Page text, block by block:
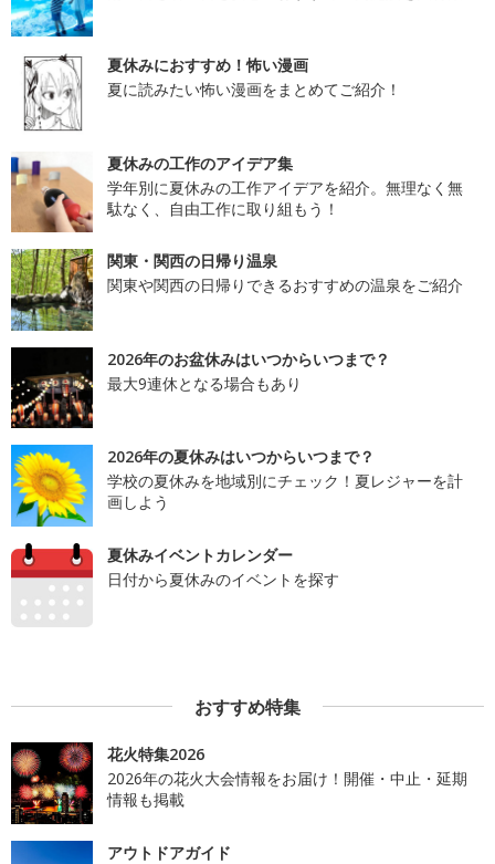
夏休みにおすすめ！怖い漫画
夏に読みたい怖い漫画をまとめてご紹介！
夏休みの工作のアイデア集
学年別に夏休みの工作アイデアを紹介。無理なく無
駄なく、自由工作に取り組もう！
関東・関西の日帰り温泉
関東や関西の日帰りできるおすすめの温泉をご紹介
2026年のお盆休みはいつからいつまで？
最大9連休となる場合もあり
2026年の夏休みはいつからいつまで？
学校の夏休みを地域別にチェック！夏レジャーを計
画しよう
夏休みイベントカレンダー
日付から夏休みのイベントを探す
おすすめ特集
花火特集2026
2026年の花火大会情報をお届け！開催・中止・延期
情報も掲載
アウトドアガイド